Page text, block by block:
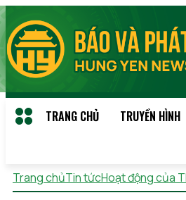
TRANG CHỦ TRUYỀN HÌNH
Trang chủTin tứcHoạt động của